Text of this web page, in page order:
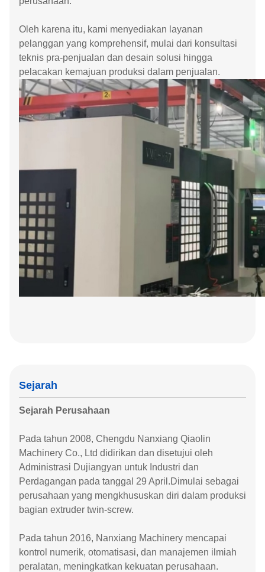
Oleh karena itu, kami menyediakan layanan
pelanggan yang komprehensif, mulai dari konsultasi
teknis pra-penjualan dan desain solusi hingga
pelacakan kemajuan produksi dalam penjualan.
Sejarah
Sejarah Perusahaan
Pada tahun 2008, Chengdu Nanxiang Qiaolin
Machinery Co., Ltd didirikan dan disetujui oleh
Administrasi Dujiangyan untuk Industri dan
Perdagangan pada tanggal 29 April.Dimulai sebagai
perusahaan yang mengkhususkan diri dalam produksi
bagian extruder twin-screw.
Pada tahun 2016, Nanxiang Machinery mencapai
kontrol numerik, otomatisasi, dan manajemen ilmiah
peralatan, meningkatkan kekuatan perusahaan.